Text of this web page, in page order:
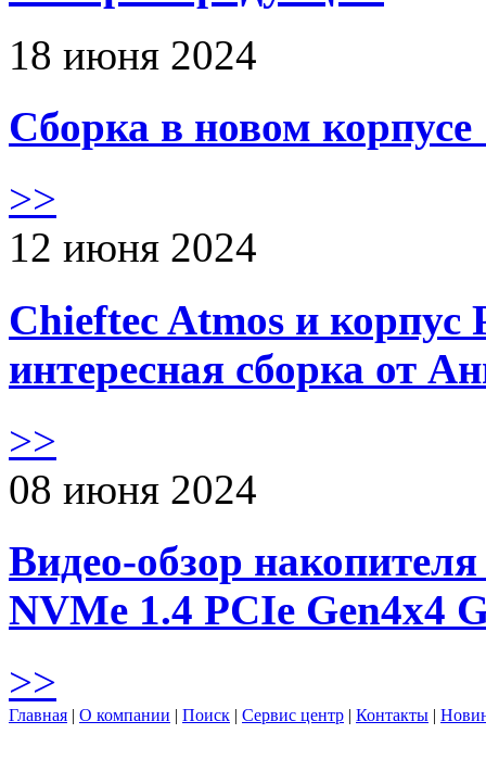
18 июня 2024
Сборка в новом
>>
12 июня 2024
Chieftec Atmos и корпус
интересная сборка от
>>
08 июня 2024
Видео-обзор
NVMe 1.4 PCIe Gen4х4
>>
Главная | О компании | Поиск | Сервис центр | Контакты |